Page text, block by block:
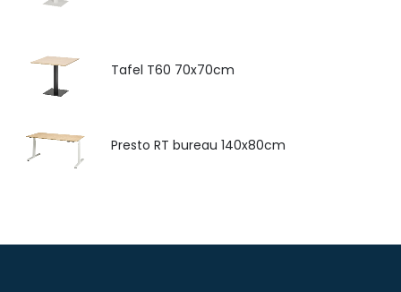
Tafel T60 70x70cm
Presto RT bureau 140x80cm